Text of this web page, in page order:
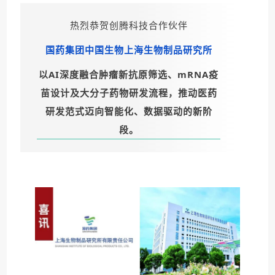
热烈恭贺创腾科技合作伙伴
国药集团中国生物上海生物制品研究所
以AI深度融合肿瘤新抗原筛选、mRNA疫
苗设计及大分子药物研发流程，推动医药
研发范式迈向智能化、数据驱动的新阶
段。